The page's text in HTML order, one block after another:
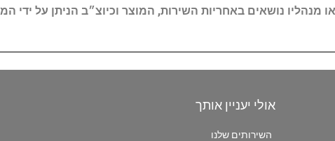
מנהליו נושאים באחריות השירות, המוצר וכיוצ״ב הניתן על ידי
אולי יעניין אותך
השירותים שלנו